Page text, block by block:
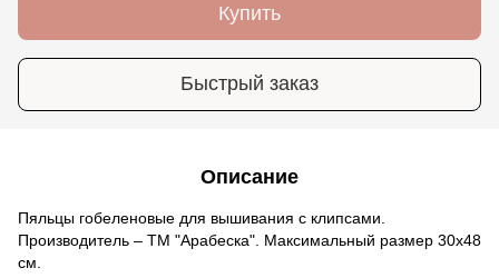
Купить
Быстрый заказ
Описание
Пяльцы гобеленовые для вышивания с клипсами.
Производитель – ТМ "Арабеска". Максимальный размер 30х48
см.